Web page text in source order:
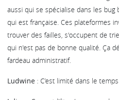
aussi qui se spécialise dans les bug
qui est française. Ces plateformes
trouver des failles, s'occupent de
qui n'est pas de bonne qualité. Ça
fardeau administratif.
Ludwine : C’est limité dans le